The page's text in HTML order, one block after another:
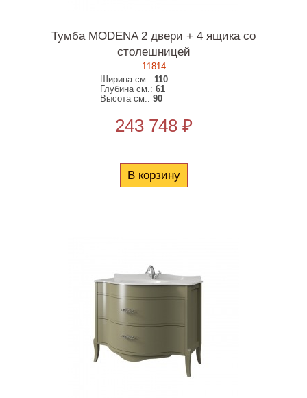
Тумба MODENA 2 двери + 4 ящика со
столешницей
11814
Ширина см.:110
Глубина см.:61
Высота см.:90
243 748 ₽
В корзину